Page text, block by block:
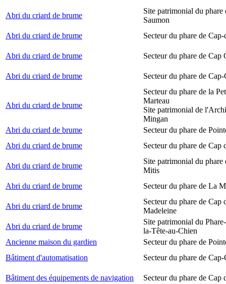
Abri du criard de brume
Site patrimonial du phare
Saumon
Abri du criard de brume
Secteur du phare de Cap-
Abri du criard de brume Secteur du phare de Cap
Abri du criard de brume Secteur du phare de Cap-
Abri du criard de brume
Secteur du phare de la
Marteau
Site patrimonial de
Mingan
Abri du criard de brume
Secteur du phare de
Abri du criard de brume
Secteur du phare de Cap
Abri du criard de brume
Site patrimonial du phare
Mitis
Abri du criard de brume
Secteur du phare de La
Abri du criard de brume
Secteur du phare de Cap
Madeleine
Abri du criard de brume
Site patrimonial du
la-Tête-au-Chien
Ancienne maison du gardien
Secteur du phare de
Bâtiment d'automatisation
Secteur du phare de Cap-
Bâtiment des équipements de navigation Secteur du phare de Cap